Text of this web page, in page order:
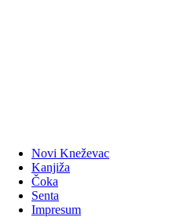
Novi Kneževac
Kanjiža
Čoka
Senta
Impresum